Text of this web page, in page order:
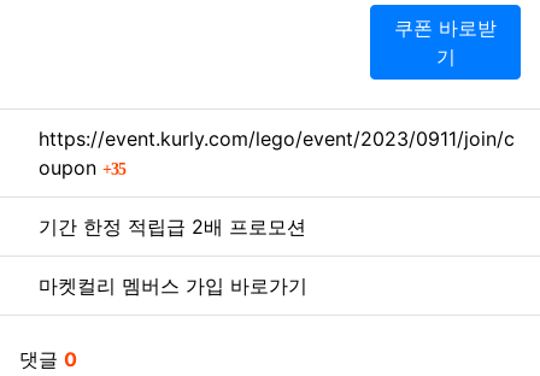
쿠폰 바로받
기
관련자료
https://event.kurly.com/lego/event/2023/0911/join/c
oupon
35회 연결
기간 한정 적립급 2배 프로모션
마켓컬리 멤버스 가입 바로가기
댓글 0